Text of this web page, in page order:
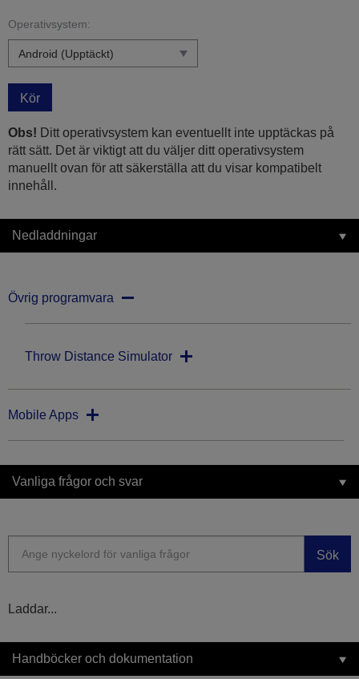
Operativsystem:
Kör
Obs! Ditt operativsystem kan eventuellt inte upptäckas på
rätt sätt. Det är viktigt att du väljer ditt operativsystem
manuellt ovan för att säkerställa att du visar kompatibelt
innehåll.
Nedladdningar
Övrig programvara
Throw Distance Simulator
Mobile Apps
Vanliga frågor och svar
Sök
Laddar...
Handböcker och dokumentation